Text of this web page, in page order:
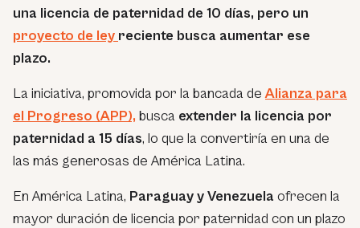
una licencia de paternidad de 10 días, pero un
proyecto de ley reciente busca aumentar ese
plazo.
La iniciativa, promovida por la bancada de Alianza para
el Progreso (APP), busca extender la licencia por
paternidad a 15 días, lo que la convertiría en una de
las más generosas de América Latina.
En América Latina, Paraguay y Venezuela ofrecen la
mayor duración de licencia por paternidad con un plazo